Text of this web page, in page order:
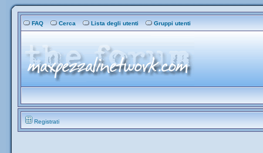
FAQ Cerca Lista degli utenti Gruppi utenti
Registrati